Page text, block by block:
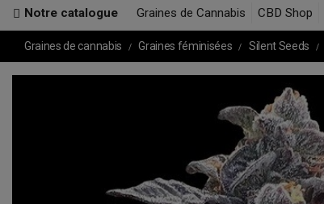
Notre catalogue Graines de Cannabis CBD Shop
Graines de cannabis Graines féminisées Silent Seeds